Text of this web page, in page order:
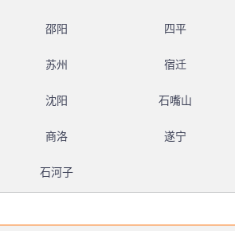
邵阳 四平
苏州 宿迁
沈阳 石嘴山
商洛 遂宁
石河子